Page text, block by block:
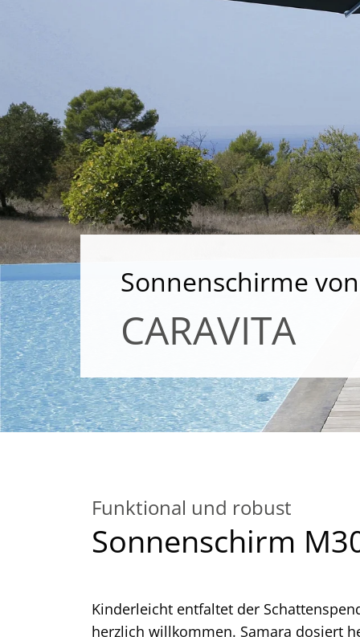
Sonnenschirme von
CARAVITA
Funktional und robust
Sonnenschirm
Kinderleicht entfaltet der
herzlich willkommen. Samara dosiert